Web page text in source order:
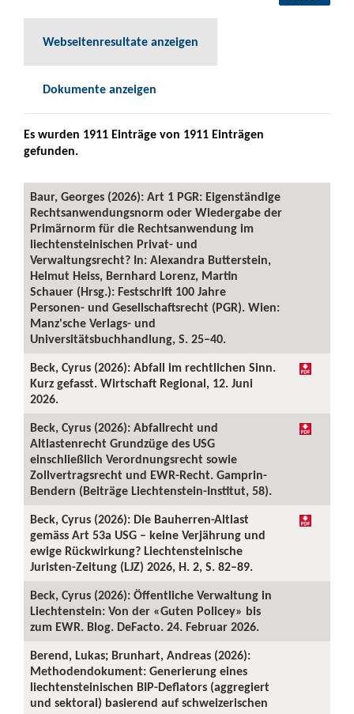
Webseitenresultate anzeigen
Dokumente anzeigen
Es wurden 1911 Einträge von 1911 Einträgen
gefunden.
Baur, Georges (2026): Art 1 PGR: Eigenständige
Rechtsanwendungsnorm oder Wiedergabe der
Primärnorm für die Rechtsanwendung im
liechtensteinischen Privat- und
Verwaltungsrecht? In: Alexandra Butterstein,
Helmut Heiss, Bernhard Lorenz, Martin
Schauer (Hrsg.): Festschrift 100 Jahre
Personen- und Gesellschaftsrecht (PGR). Wien:
Manz'sche Verlags- und
Universitätsbuchhandlung, S. 25–40.
Beck, Cyrus (2026): Abfall im rechtlichen Sinn.
Kurz gefasst. Wirtschaft Regional, 12. Juni
2026.
Beck, Cyrus (2026): Abfallrecht und
Altlastenrecht Grundzüge des USG
einschließlich Verordnungsrecht sowie
Zollvertragsrecht und EWR-Recht. Gamprin-
Bendern (Beiträge Liechtenstein-Institut, 58).
Beck, Cyrus (2026): Die Bauherren-Altlast
gemäss Art 53a USG – keine Verjährung und
ewige Rückwirkung? Liechtensteinische
Juristen-Zeitung (LJZ) 2026, H. 2, S. 82–89.
Beck, Cyrus (2026): Öffentliche Verwaltung in
Liechtenstein: Von der «Guten Policey» bis
zum EWR. Blog. DeFacto. 24. Februar 2026.
Berend, Lukas; Brunhart, Andreas (2026):
Methodendokument: Generierung eines
liechtensteinischen BIP-Deflators (aggregiert
und sektoral) basierend auf schweizerischen